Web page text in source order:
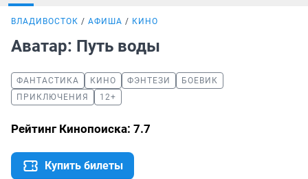
ВЛАДИВОСТОК АФИША КИНО
Аватар: Путь воды
ФАНТАСТИКА КИНО ФЭНТЕЗИ
БОЕВИК
ПРИКЛЮЧЕНИЯ
12+
Рейтинг Кинопоиска: 7.7
Купить билеты